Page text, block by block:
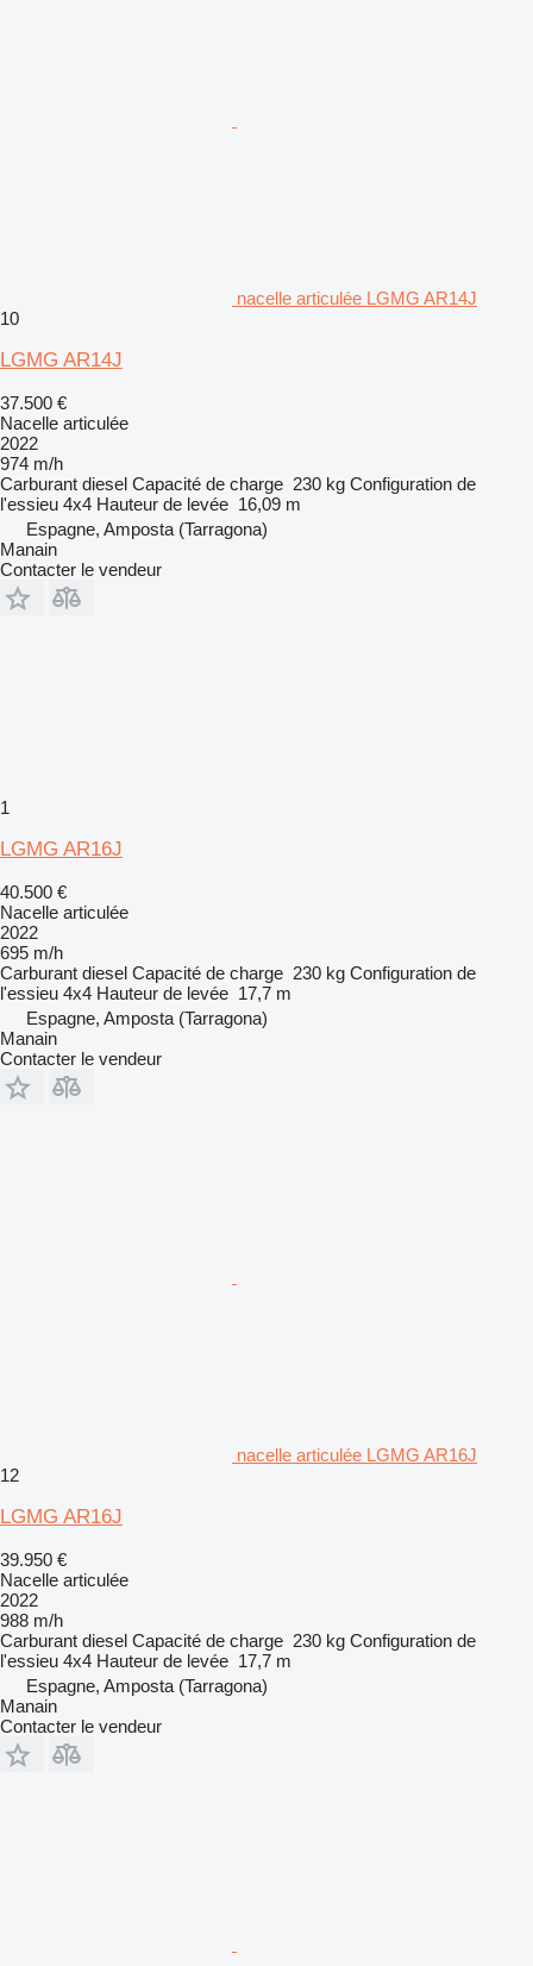
nacelle articulée LGMG AR14J
10
LGMG AR14J
37.500 €
Nacelle articulée
2022
974 m/h
Carburant diesel Capacité de charge 230 kg Configuration de
l'essieu 4x4 Hauteur de levée 16,09 m
Espagne, Amposta (Tarragona)
Manain
Contacter le vendeur
1
LGMG AR16J
40.500 €
Nacelle articulée
2022
695 m/h
Carburant diesel Capacité de charge 230 kg Configuration de
l'essieu 4x4 Hauteur de levée 17,7 m
Espagne, Amposta (Tarragona)
Manain
Contacter le vendeur
nacelle articulée LGMG AR16J
12
LGMG AR16J
39.950 €
Nacelle articulée
2022
988 m/h
Carburant diesel Capacité de charge 230 kg Configuration de
l'essieu 4x4 Hauteur de levée 17,7 m
Espagne, Amposta (Tarragona)
Manain
Contacter le vendeur